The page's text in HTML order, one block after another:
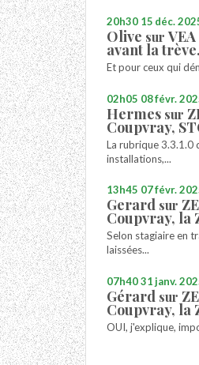
20h30 15 déc.
Olive sur
avant la
Et pour ceux qui
02h05 08févr.
Hermes sur
Coupvray,
La rubrique 3.3.1.0
installations,...
13h45 07févr.
Gerard sur
Coupvray, la
Selon stagiaire en
laissées...
07h4031janv.
Gérard sur
Coupvray, la
OUI, j'explique,